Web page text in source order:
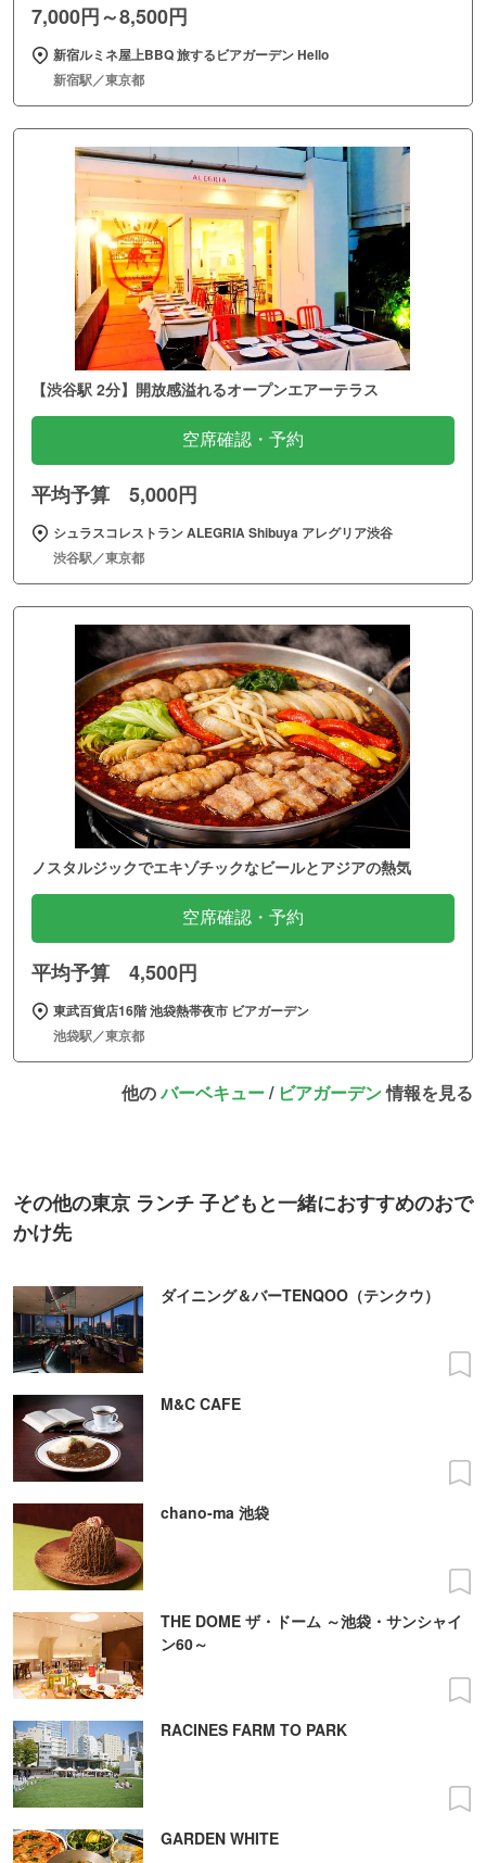
7,000円～8,500円
新宿ルミネ屋上BBQ 旅するビアガーデン Hello
新宿駅／東京都
【渋谷駅 2分】開放感溢れるオープンエアーテラス
空席確認・予約
平均予算 5,000円
シュラスコレストラン ALEGRIA Shibuya アレグリア渋谷
渋谷駅／東京都
ノスタルジックでエキゾチックなビールとアジアの熱気
空席確認・予約
平均予算 4,500円
東武百貨店16階 池袋熱帯夜市 ビアガーデン
池袋駅／東京都
他のバーベキュー/ ビアガーデン情報を見る
その他の東京 ランチ 子どもと一緒におすすめのおで
かけ先
ダイニング＆バーTENQOO（テンクウ）
M&C CAFE
chano-ma 池袋
THE DOME ザ・ドーム ～池袋・サンシャイ
ン60～
RACINES FARM TO PARK
GARDEN WHITE